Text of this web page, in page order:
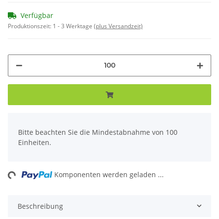
Verfügbar
Produktionszeit: 1 - 3 Werktage (plus Versandzeit)
Bitte beachten Sie die Mindestabnahme von 100
Einheiten.
Komponenten werden geladen ...
Beschreibung